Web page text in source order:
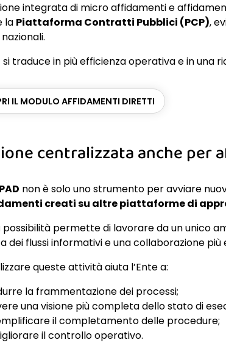
integrata di micro affidamenti e
la Piattaforma Contratti Pubblici (PCP),
si traduce in più efficienza operativa e in una
IL MODULO AFFIDAMENTI DIRETTI
centralizzata anche per
non è solo uno strumento per avviare
creati su altre piattaforme di
possibilità permette di lavorare da un unico
dei flussi informativi e una collaborazione
queste attività aiuta l’Ente a:
la frammentazione dei processi;
una visione più completa dello stato di
il completamento delle procedure;
il controllo operativo.